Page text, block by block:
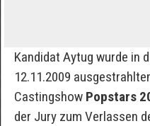
Kandidat Aytug wurde in
12.11.2009
Castingshow Popstars
der Jury zum Verlassen